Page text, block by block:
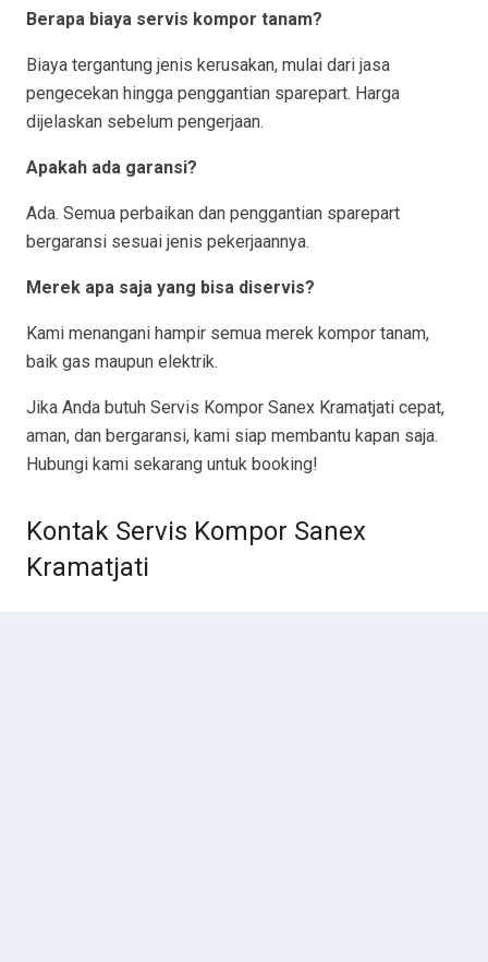
Berapa biaya servis kompor tanam?
Biaya tergantung jenis kerusakan, mulai dari jasa
pengecekan hingga penggantian sparepart. Harga
dijelaskan sebelum pengerjaan.
Apakah ada garansi?
Ada. Semua perbaikan dan penggantian sparepart
bergaransi sesuai jenis pekerjaannya.
Merek apa saja yang bisa diservis?
Kami menangani hampir semua merek kompor tanam,
baik gas maupun elektrik.
Jika Anda butuh Servis Kompor Sanex Kramatjati cepat,
aman, dan bergaransi, kami siap membantu kapan saja.
Hubungi kami sekarang untuk booking!
Kontak Servis Kompor Sanex
Kramatjati